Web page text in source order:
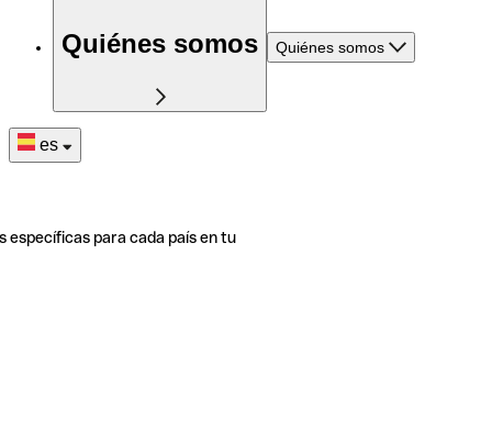
Quiénes somos Quiénes somos
es
específicas para cada país en tu